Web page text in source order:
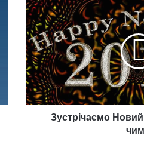
Зустрічаємо
Новий
2017
рік:
де,
як
і
з
чим?
Зустрічаємо Новий